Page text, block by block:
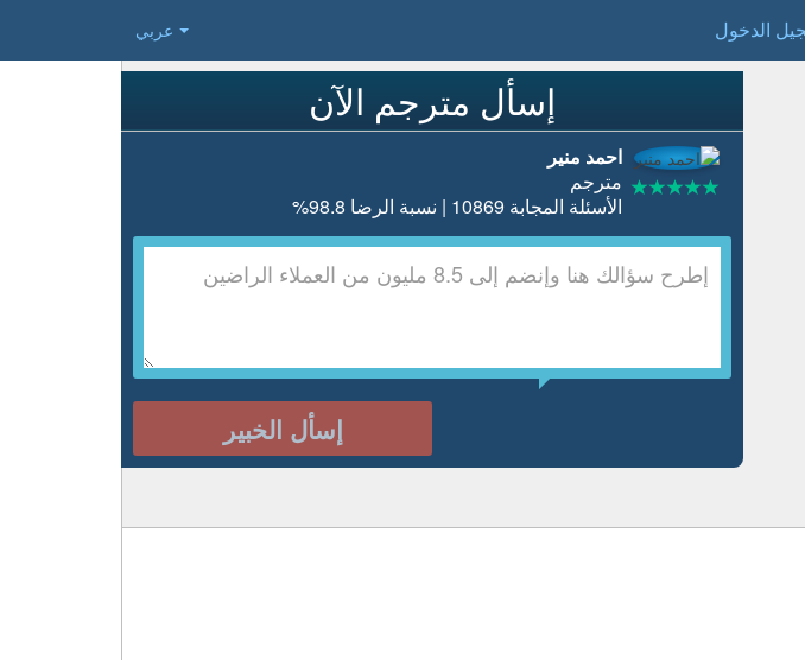
عربي الدخول
إسأل مترجم الآن
احمد منير
مترجم
الأسئلة المجابة 10869 | نسبة الرضا 98.8%
إسأل الخبير